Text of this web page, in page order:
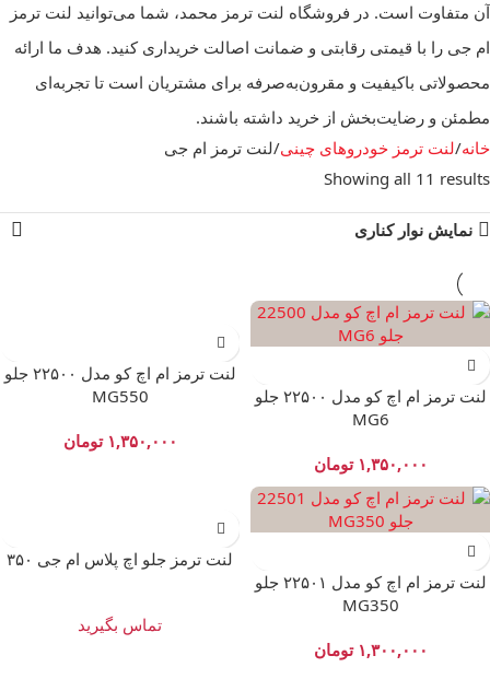
آن متفاوت است. در فروشگاه لنت ترمز محمد، شما می‌توانید لنت ترمز
ام جی را با قیمتی رقابتی و ضمانت اصالت خریداری کنید. هدف ما ارائه
محصولاتی باکیفیت و مقرون‌به‌صرفه برای مشتریان است تا تجربه‌ای
مطمئن و رضایت‌بخش از خرید داشته باشند.
خانه لنت ترمز خودروهای چینی لنت ترمز ام جی
Showing all 11 results
نمایش نوار کناری
لنت ترمز ام اچ کو مدل ۲۲۵۰۰ جلو
MG6
۱,۳۵۰,۰۰۰ تومان
لنت ترمز ام اچ کو مدل ۲۲۵۰۰ جلو
MG550
۱,۳۵۰,۰۰۰ تومان
لنت ترمز ام اچ کو مدل ۲۲۵۰۱ جلو
MG350
۱,۳۰۰,۰۰۰ تومان
لنت ترمز جلو اچ پلاس ام جی ۳۵۰
تماس بگیرید